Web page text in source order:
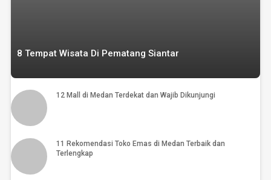
8 Tempat Wisata Di Pematang Siantar
12 Mall di Medan Terdekat dan Wajib Dikunjungi
11 Rekomendasi Toko Emas di Medan Terbaik dan
Terlengkap